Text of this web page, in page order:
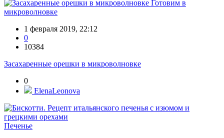
Готовим в
микроволновке
1 февраля 2019, 22:12
0
10384
Засахаренные орешки в микроволновке
0
ElenaLeonova
Печенье